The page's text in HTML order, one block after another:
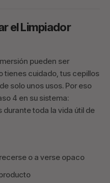
el Limpiador
pueden ser
tienes cuidado, tus cepillos
solo unos usos. Por eso
4 en su sistema:
toda la vida útil de
o a verse opaco